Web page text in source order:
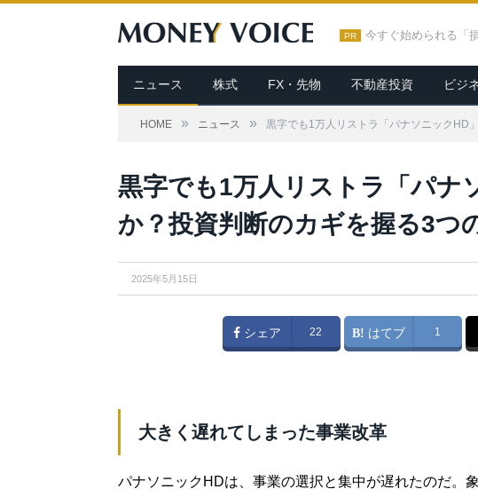
PR 今すぐ始められる「
ニュース 株式 FX・先物 不動産投資 ビジ
HOME » ニュース » 黒字でも1万人リストラ「パナソニックHD
黒字でも1万人リストラ「パナ
か？投資判断のカギを握る3つ
2025年5月15日
シェア 22 はてブ 1
大きく遅れてしまった事業改革
パナソニックHDは、事業の選択と集中が遅れたのだ。